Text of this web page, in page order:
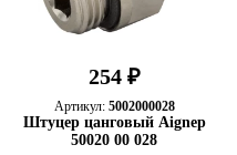
254 ₽
Артикул: 5002000028
Штуцер цанговый Aignep
50020 00 028